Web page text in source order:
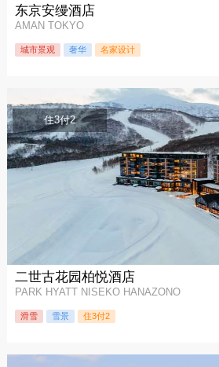
东京安缦酒店
AMAN TOKYO
城市景观 奢华 名家设计
住3付2
二世古花园柏悦酒店
PARK HYATT NISEKO HANAZONO
滑雪 雪景 住3付2